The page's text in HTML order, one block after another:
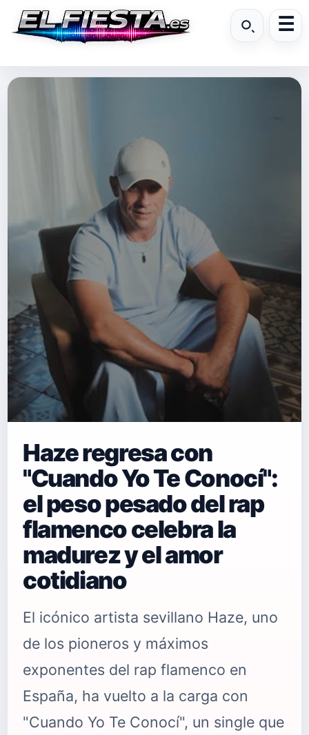
Haze regresa con
"Cuando Yo Te Conocí":
el peso pesado del rap
flamenco celebra la
madurez y el amor
cotidiano
El icónico artista sevillano Haze, uno
de los pioneros y máximos
exponentes del rap flamenco en
España, ha vuelto a la carga con
"Cuando Yo Te Conocí", un single que